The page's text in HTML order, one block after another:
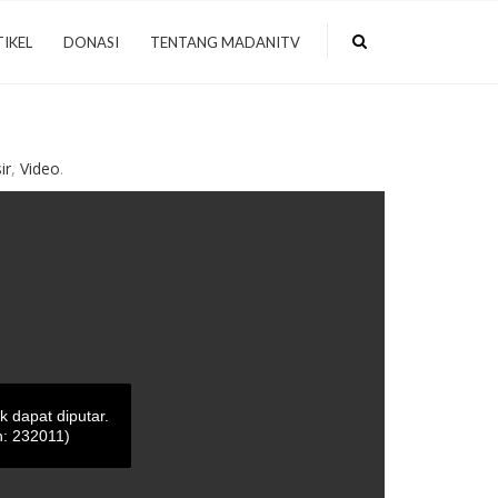
DONASI TENTANG MADANITV
, Video.
dapat diputar.
232011)